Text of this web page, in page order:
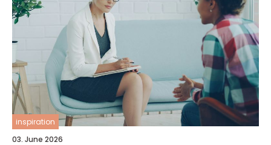
inspiration
03. June 2026